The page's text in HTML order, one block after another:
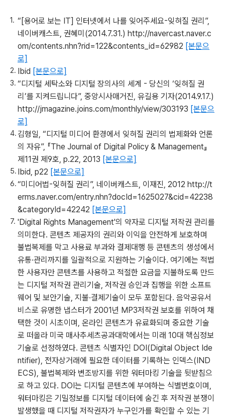
“[용어로 보는 IT] 인터넷에서 나를 잊어주세요-잊혀질 권리”,
네이버캐스트, 권혜미(2014.7.31.) http://navercast.naver.c
om/contents.nhn?rid=122&contents_id=62982 [본문으
로]
Ibid [본문으로]
“디지털 세탁소와 디지털 장의사의 세계 - 당신의 ‘잊혀질 권
리’를 지켜드립니다”, 중앙시사매거진, 유길용 기자(2014.9.17.)
http://jmagazine.joins.com/monthly/view/303193 [본문으
로]
김형일, “디지털 미디어 환경에서 잊혀질 권리의 법제화와 언론
의 자유”, 『The Journal of Digital Policy & Management』
제11권 제9호, p.22, 2013 [본문으로]
Ibid, p22 [본문으로]
“미디어법-잊혀질 권리”, 네이버캐스트, 이재진, 2012 http://t
erms.naver.com/entry.nhn?docId=1625027&cid=42238
&categoryId=42242 [본문으로]
'Digital Rights Management'의 약자로 디지털 저작권 관리를
의미한다. 콘텐츠 제공자의 권리와 이익을 안전하게 보호하며
불법복제를 막고 사용료 부과와 결제대행 등 콘텐츠의 생성에서
유통·관리까지를 일괄적으로 지원하는 기술이다. 여기에는 적법
한 사용자만 콘텐츠를 사용하고 적절한 요금을 지불하도록 만드
는 디지털 저작권 관리기술, 저작권 승인과 집행을 위한 소프트
웨어 및 보안기술, 지불·결제기술이 모두 포함된다. 음악공유서
비스로 유명한 냅스터가 2001년 MP3저작권 보호를 위하여 채
택한 것이 시초이며, 온라인 콘텐츠가 유료화되며 중요한 기술
로 떠올라 미국 매사추세츠공과대학에서는 미래 10대 핵심정보
기술로 선정하였다. 콘텐츠 식별자인 DOI(Digital Object Ide
ntifier), 전자상거래에 필요한 데이터를 기록하는 인덱스(IND
ECS), 불법복제와 변조방지를 위한 워터마킹 기술을 뒷받침으
로 하고 있다. DOI는 디지털 콘텐츠에 부여하는 식별번호이며,
워터마킹은 기밀정보를 디지털 데이터에 숨긴 후 저작권 분쟁이
발생했을 때 디지털 저작권자가 누구인가를 확인할 수 있는 기